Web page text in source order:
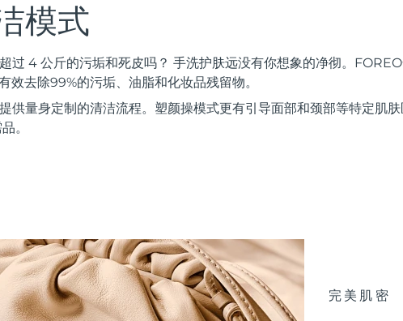
模式
过 4 公斤的污垢和死皮吗？ 手洗护肤远没有你想象的净彻。
效去除99%的污垢、油脂和化妆品残留物。
供量身定制的清洁流程。塑颜操模式更有引导面部和颈部等特定肌
。
完美肌密